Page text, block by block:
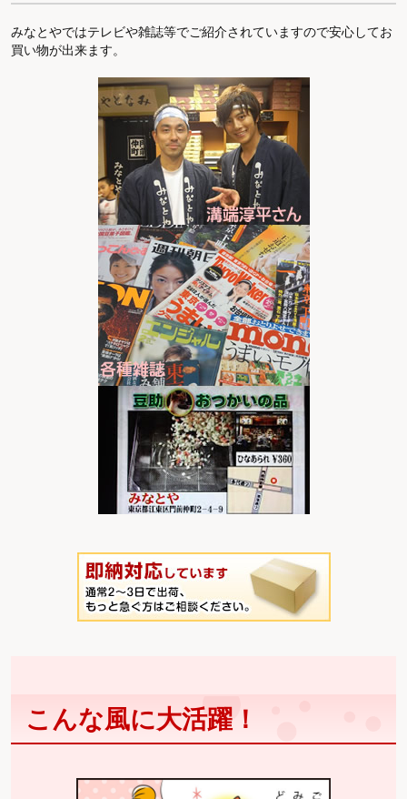
みなとやではテレビや雑誌等でご紹介されていますので安心してお
買い物が出来ます。
こんな風に大活躍！